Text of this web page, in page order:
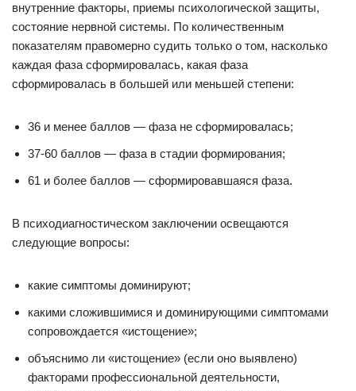
внутренние факторы, приемы психологической защиты,
состояние нервной системы. По количественным
показателям правомерно судить только о том, насколько
каждая фаза сформировалась, какая фаза
сформировалась в большей или меньшей степени:
36 и менее баллов — фаза не сформировалась;
37-60 баллов — фаза в стадии формирования;
61 и более баллов — сформировавшаяся фаза.
В психодиагностическом заключении освещаются
следующие вопросы:
какие симптомы доминируют;
какими сложившимися и доминирующими симптомами
сопровождается «истощение»;
объяснимо ли «истощение» (если оно выявлено)
факторами профессиональной деятельности,